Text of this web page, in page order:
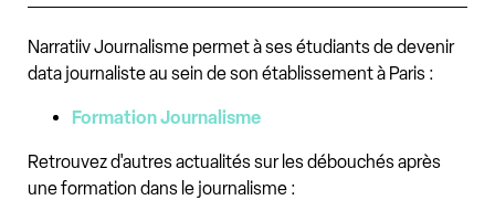
Narratiiv Journalisme permet à ses étudiants de devenir
data journaliste au sein de son établissement à Paris :
Formation Journalisme
Retrouvez d'autres actualités sur les débouchés après
une formation dans le journalisme :